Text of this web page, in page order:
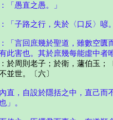
「愚直之愚。」
「子路之行，失於〈口反〉
：「言回庶幾於聖道，雖數空
此害也。其於庶幾每能虛中者
周則老子；於衛，蘧伯玉；〔
並世。〔六〕
內直，自設於隱括之中，直己
」。